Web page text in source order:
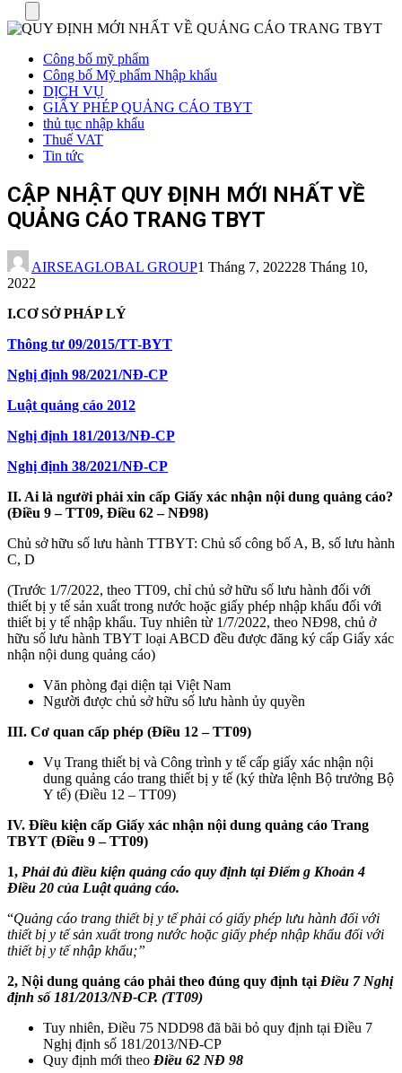
Công bố mỹ phẩm
Công bố Mỹ phẩm Nhập khẩu
DỊCH VỤ
GIẤY PHÉP QUẢNG CÁO TBYT
thủ tục nhập khẩu
Thuế VAT
Tin tức
CẬP NHẬT QUY ĐỊNH MỚI NHẤT VỀ
QUẢNG CÁO TRANG TBYT
AIRSEAGLOBAL GROUP1 Tháng 7, 202228 Tháng 10,
2022
I.CƠ SỞ PHÁP LÝ
Thông tư 09/2015/TT-BYT
Nghị định 98/2021/NĐ-CP
Luật quảng cáo 2012
Nghị định 181/2013/NĐ-CP
Nghị định 38/2021/NĐ-CP
II. Ai là người phải xin cấp Giấy xác nhận nội dung quảng cáo?
(Điều 9 – TT09, Điều 62 – NĐ98)
Chủ sở hữu số lưu hành TTBYT: Chủ số công bố A, B, số lưu hành
C, D
(Trước 1/7/2022, theo TT09, chỉ chủ sở hữu số lưu hành đối với
thiết bị y tế sản xuất trong nước hoặc giấy phép nhập khẩu đối với
thiết bị y tế nhập khẩu. Tuy nhiên từ 1/7/2022, theo NĐ98, chủ ở
hữu số lưu hành TBYT loại ABCD đều được đăng ký cấp Giấy xác
nhận nội dung quảng cáo)
Văn phòng đại diện tại Việt Nam
Người được chủ sở hữu số lưu hành ủy quyền
III. Cơ quan cấp phép (Điều 12 – TT09)
Vụ Trang thiết bị và Công trình y tế cấp giấy xác nhận nội
dung quảng cáo trang thiết bị y tế (ký thừa lệnh Bộ trưởng Bộ
Y tế) (Điều 12 – TT09)
IV. Điều kiện cấp Giấy xác nhận nội dung quảng cáo Trang
TBYT (Điều 9 – TT09)
1, Phải đủ điều kiện quảng cáo quy định tại Điểm g Khoản 4
Điều 20 của Luật quảng cáo.
“Quảng cáo trang thiết bị y tế phải có giấy phép lưu hành đối với
thiết bị y tế sản xuất trong nước hoặc giấy phép nhập khẩu đối với
thiết bị y tế nhập khẩu;”
2, Nội dung quảng cáo phải theo đúng quy định tại Điều 7 Nghị
định số 181/2013/NĐ-CP. (TT09)
Tuy nhiên, Điều 75 NDD98 đã bãi bỏ quy định tại Điều 7
Nghị định số 181/2013/NĐ-CP
Quy định mới theo Điều 62 NĐ 98